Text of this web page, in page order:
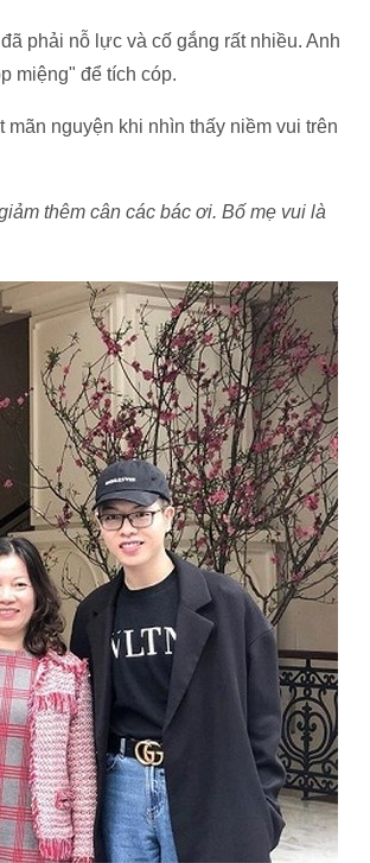
phải nỗ lực và cố gắng rất nhiều. Anh
miệng" để tích cóp.
nguyện khi nhìn thấy niềm vui trên
thêm cân các bác ơi. Bố mẹ vui là